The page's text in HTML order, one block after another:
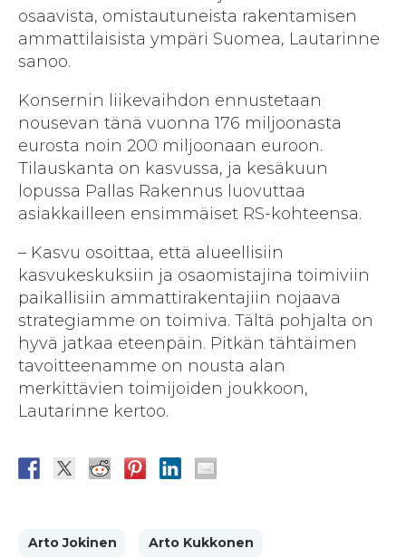
osaavista, omistautuneista rakentamisen
ammattilaisista ympäri Suomea, Lautarinne
sanoo.
Konsernin liikevaihdon ennustetaan
nousevan tänä vuonna 176 miljoonasta
eurosta noin 200 miljoonaan euroon.
Tilauskanta on kasvussa, ja kesäkuun
lopussa Pallas Rakennus luovuttaa
asiakkailleen ensimmäiset RS-kohteensa.
– Kasvu osoittaa, että alueellisiin
kasvukeskuksiin ja osaomistajina toimiviin
paikallisiin ammattirakentajiin nojaava
strategiamme on toimiva. Tältä pohjalta on
hyvä jatkaa eteenpäin. Pitkän tähtäimen
tavoitteenamme on nousta alan
merkittävien toimijoiden joukkoon,
Lautarinne kertoo.
Arto Jokinen Arto Kukkonen